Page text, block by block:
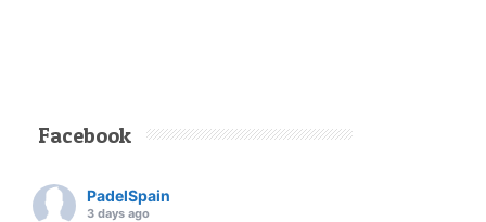
Facebook
PadelSpain
3 days ago